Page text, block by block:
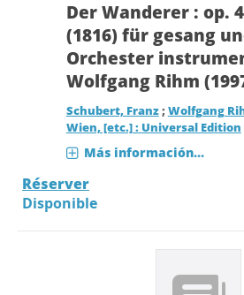
Der Wanderer : op.
(1816) für gesang
Orchester
Wolfgang Rihm
Schubert, Franz;Wolfgang
Wien, [etc.] : Universal Edition
Más información...
Réserver
Disponible